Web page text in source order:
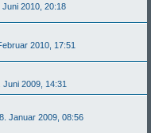
Juni 2010, 20:18
2010, 17:51
Juni 2009, 14:31
Januar 2009, 08:56